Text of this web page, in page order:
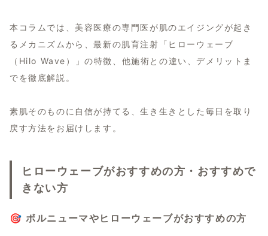
本コラムでは、美容医療の専門医が肌のエイジングが起き
るメカニズムから、最新の肌育注射「ヒローウェーブ
（Hilo Wave）」の特徴、他施術との違い、デメリットま
でを徹底解説。
素肌そのものに自信が持てる、生き生きとした毎日を取り
戻す方法をお届けします。
ヒローウェーブがおすすめの方・おすすめで
きない方
🎯 ボルニューマやヒローウェーブがおすすめの方